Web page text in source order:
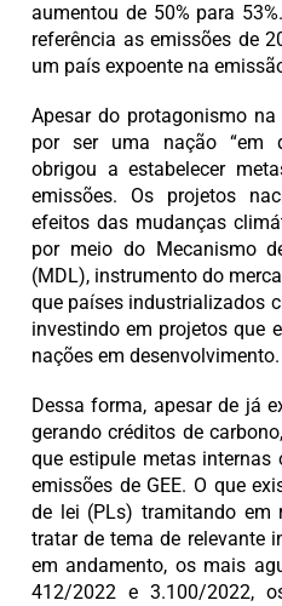
aumentou de 50% para
referência as emissões de
um país expoente na
Apesar do protagonismo
por ser uma nação “em
obrigou a estabelecer
emissões. Os projetos
efeitos das mudanças
por meio do Mecanismo
(MDL), instrumento do
que países industrializados
investindo em projetos que
nações em desenvolvimento.
Dessa forma, apesar de já
gerando créditos de
que estipule metas internas
emissões de GEE. O que
de lei (PLs) tramitando em
tratar de tema de relevante
em andamento, os mais
412/2022 e 3.100/2022,